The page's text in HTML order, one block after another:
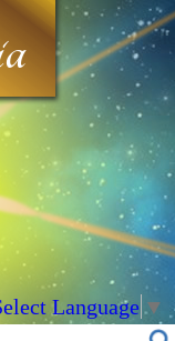
Language ▼